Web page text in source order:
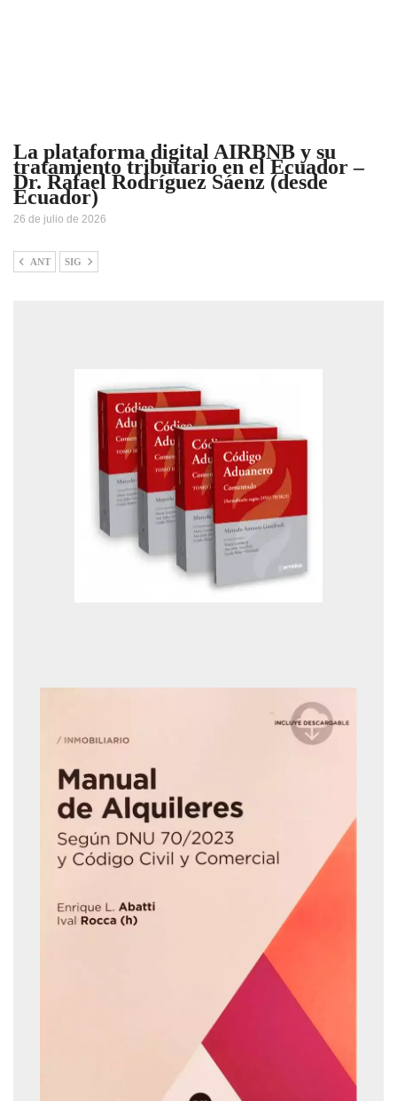
La plataforma digital AIRBNB y su
tratamiento tributario en el Ecuador –
Dr. Rafael Rodríguez Sáenz (desde
Ecuador)
26 de julio de 2026
ANT SIG